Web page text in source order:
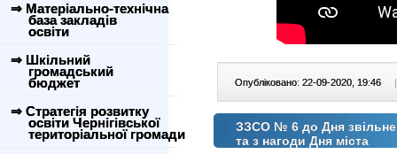
⇒ Матеріально-технічна
база закладів
освіти
⇒ Шкільний
громадський
бюджет
⇒ Стратегія розвитку
освіти Чернігівської
територіальної громади
Опубліковано: 22-09-2020, 19:46 |
ЗЗСО № 6 до Дня
та з нагоди Дня міста